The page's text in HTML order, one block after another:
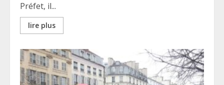
Préfet, il...
lire plus